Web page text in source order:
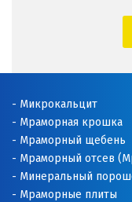
Микрокальцит
Мраморная крошка
Мраморный щебень
Мраморный отсев
Минеральный
Мраморные плиты